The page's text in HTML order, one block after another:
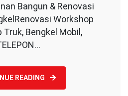
&
Renovasi
Workshop
Bangun & Renovasi
Workshop
Bengkel Mobil,
READING